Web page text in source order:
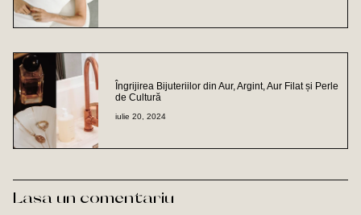
Îngrijirea Bijuteriilor din Aur, Argint, Aur Filat și Perle
de Cultură
iulie 20, 2024
Lasa un comentariu